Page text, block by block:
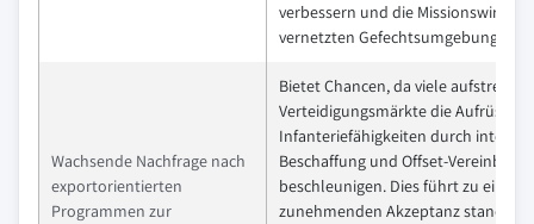
verbessern und die
vernetzten Gefechtsumgebungen
Wachsende Nachfrage nach
exportorientierten
Programmen zur
Bietet Chancen, da viele
Verteidigungsmärkte die
Infanteriefähigkeiten durch
Beschaffung und Offset-
beschleunigen. Dies führt zu einer
zunehmenden Akzeptanz